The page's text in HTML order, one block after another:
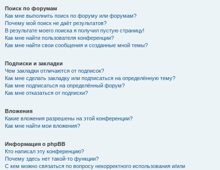
Поиск по форумам
Как мне выполнить поиск по форуму или форумам?
Почему мой поиск не даёт результатов?
В результате моего поиска я получил пустую страницу!
Как мне найти пользователя конференции?
Как мне найти свои сообщения и созданные мной темы?
Подписки и закладки
Чем закладки отличаются от подписок?
Как мне сделать закладку или подписаться на определённую тему?
Как мне подписаться на определённый форум?
Как мне отказаться от подписки?
Вложения
Какие вложения разрешены на этой конференции?
Как мне найти мои вложения?
Информация о phpBB
Кто написал эту конференцию?
Почему здесь нет такой-то функции?
С кем можно связаться по вопросу некорректного использования и/или